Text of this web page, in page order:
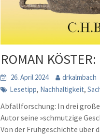
ROMAN
26. April 2024
drkalmbach
Lesetipp, Nachhaltigkeit,
Abfallforschung: In drei
Autor seine »schmutzige
Von der Frühgeschichte über